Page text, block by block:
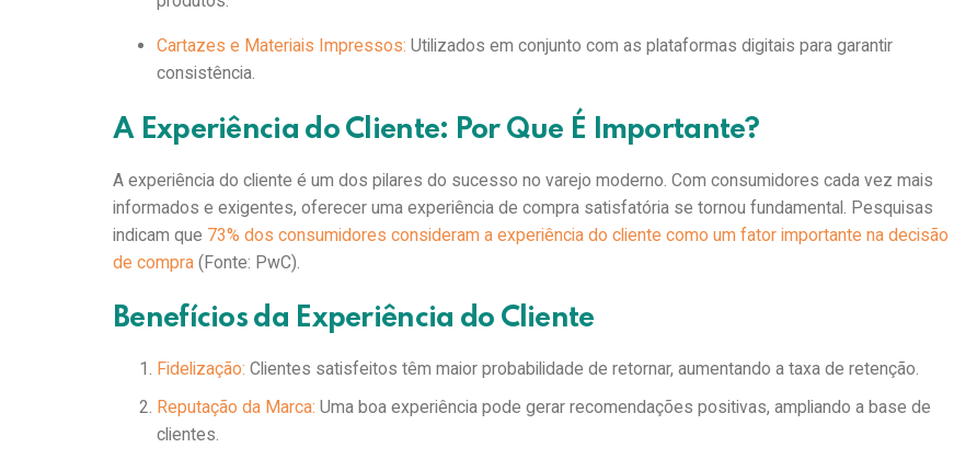
Cartazes e Materiais Impressos: Utilizados em conjunto com as plataformas digitais para garantir
consistência.
A Experiência do Cliente: Por Que É Importante?
A experiência do cliente é um dos pilares do sucesso no varejo moderno. Com consumidores cada vez mais
informados e exigentes, oferecer uma experiência de compra satisfatória se tornou fundamental. Pesquisas
indicam que 73% dos consumidores consideram a experiência do cliente como um fator importante na decisão
de compra (Fonte: PwC).
Benefícios da Experiência do Cliente
Fidelização: Clientes satisfeitos têm maior probabilidade de retornar, aumentando a taxa de retenção.
Reputação da Marca: Uma boa experiência pode gerar recomendações positivas, ampliando a base de
clientes.